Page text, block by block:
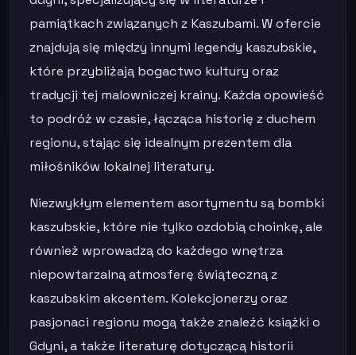
pamiątkach związanych z Kaszubami. W ofercie
znajdują się między innymi legendy kaszubskie,
które przybliżają bogactwo kultury oraz
tradycji tej malowniczej krainy. Każda opowieść
to podróż w czasie, łącząca historię z duchem
regionu, stając się idealnym prezentem dla
miłośników lokalnej literatury.
Niezwykłym elementem asortymentu są bombki
kaszubskie, które nie tylko ozdobią choinkę, ale
również wprowadzą do każdego wnętrza
niepowtarzalną atmosferę świąteczną z
kaszubskim akcentem. Kolekcjonerzy oraz
pasjonaci regionu mogą także znaleźć książki o
Gdyni, a także literaturę dotyczącą historii